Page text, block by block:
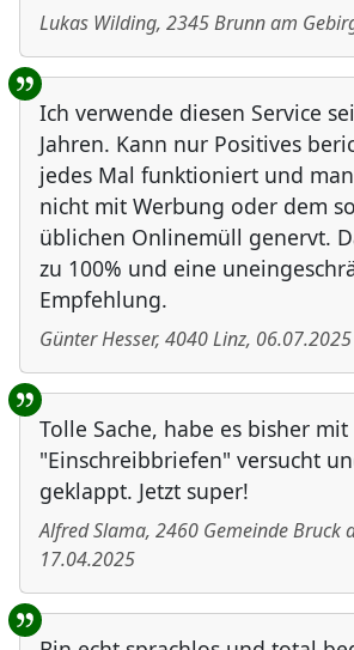
Lukas Wilding, 2345Brunn am
Ich verwende diesen Service
Jahren. Kann nur Positives
jedes Mal funktioniert und
nicht mit Werbung oder dem
üblichen Onlinemüll genervt.
zu 100% und eine
Empfehlung.
Günter Hesser, 4040Linz, 06.07.2025
Tolle Sache, habe es bisher mit
"Einschreibbriefen" versucht
geklappt. Jetzt super!
Alfred Slama, 2460 Gemeinde Bruck
17.04.2025